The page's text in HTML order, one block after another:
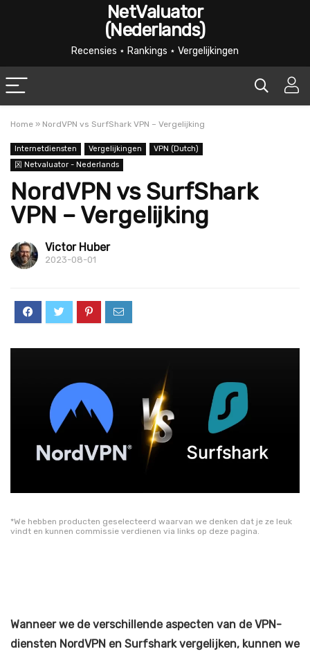
NetValuator
(Nederlands)
Recensies ⋆ Rankings ⋆ Vergelijkingen
Home » NordVPN vs SurfShark VPN – Vergelijking
Internetdiensten Vergelijkingen
VPN (Dutch)
龱 Netvaluator - Nederlands
NordVPN vs SurfShark
VPN – Vergelijking
Victor Huber
2023-08-01
*We hebben producten geselecteerd waarvan we denken dat je ze leuk
vindt en kunnen commissie verdienen via links op deze pagina.
Wanneer we de verschillende aspecten van de VPN-
diensten NordVPN en Surfshark vergelijken, kunnen we